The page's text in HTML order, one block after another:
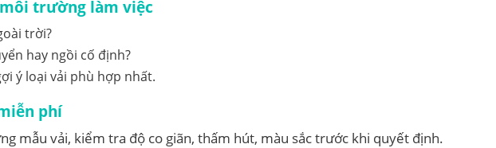
trường làm việc
trời?
hay ngồi cố định?
ý loại vải phù hợp nhất.
phí
mẫu vải, kiểm tra độ co giãn, thấm hút, màu sắc trước khi quyết định.